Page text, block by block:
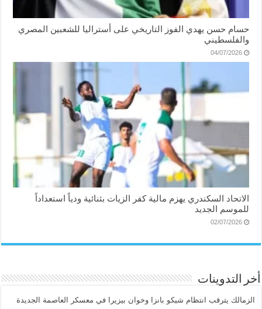
حسام حسن يهدي الفوز التاريخي على أستراليا للشعبين المصري
والفلسطيني
04/07/2026
الاتحاد السكندري يهزم مالية كفر الزيات بثنائية ودياً استعداداً
للموسم الجديد
02/07/2026
أخر التدوينات
الزمالك يترقب انتظام شيكو بانزا وخوان بيزيرا في معسكر العاصمة الجديدة